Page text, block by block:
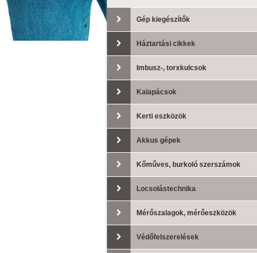
Gép kiegészítők
Háztartási cikkek
Imbusz-, torxkulcsok
Kalapácsok
Kerti eszközök
Akkus gépek
Kőműves, burkoló szerszámok
Locsolástechnika
Mérőszalagok, mérőeszközök
Védőfelszerelések